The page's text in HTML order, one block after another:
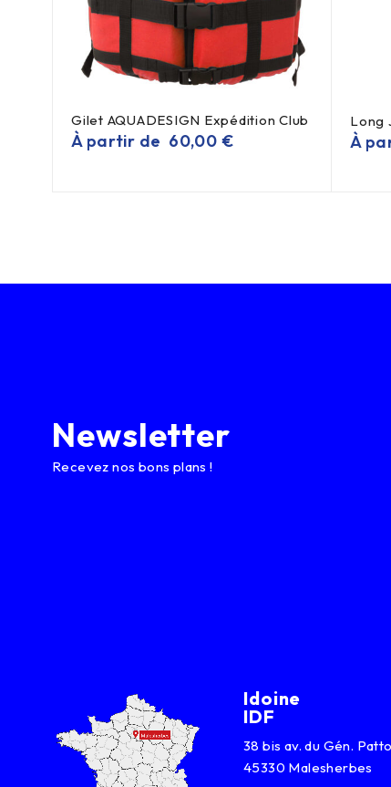
Gilet AQUADESIGN Expédition Club
À partir de 60,00 €
Long
À
Newsletter
Recevez nos bons plans !
Idoine
IDF
38 bis av. du Gén.
45330 Malesherbes